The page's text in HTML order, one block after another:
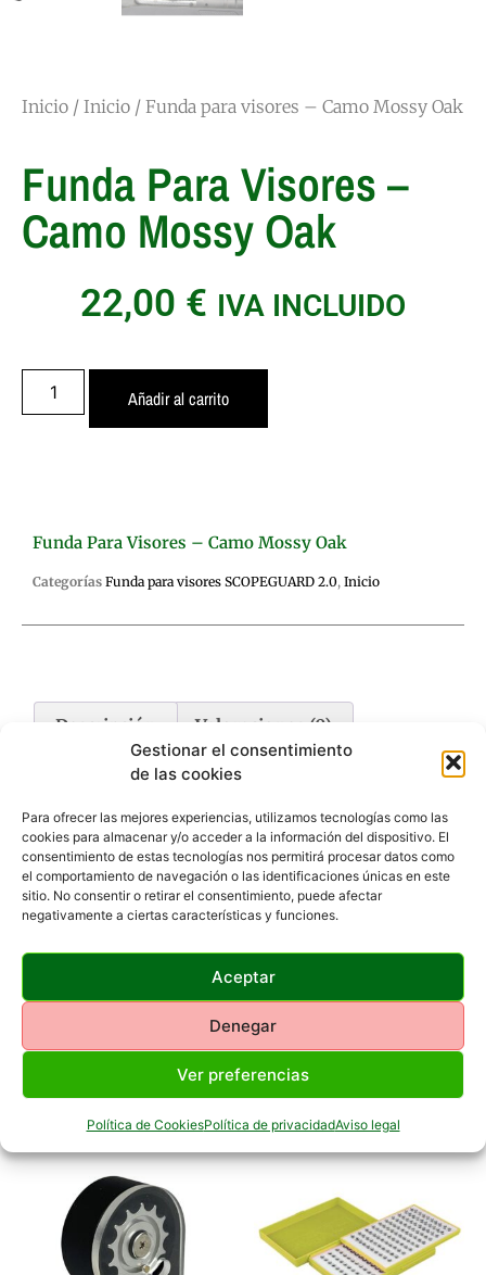
Gestionar el consentimiento
de las cookies
Para ofrecer las mejores experiencias, utilizamos tecnologías como las
cookies para almacenar y/o acceder a la información del dispositivo. El
consentimiento de estas tecnologías nos permitirá procesar datos como
el comportamiento de navegación o las identificaciones únicas en este
sitio. No consentir o retirar el consentimiento, puede afectar
negativamente a ciertas características y funciones.
Aceptar
Denegar
Ver preferencias
Política de CookiesPolítica de privacidadAviso legal
Inicio / Inicio / Funda para visores – Camo Mossy Oak
Funda Para Visores –
Camo Mossy Oak
22,00 € IVA INCLUIDO
Añadir al carrito
Productos Relacionados
Funda Para Visores – Camo Mossy Oak
Categorías Funda para visores SCOPEGUARD 2.0, Inicio
Descripción Valoraciones (0)
Se coloca fácilmente. Sin velcro, cremalleras, ni cinta
adhesiva.
Ribete elástico que facilita el acceso a la torreta
Repele la humedad, evita rasguños y absorbe
Neopreno de 2,5mm de alta resistencia, con refuerzo
interior de goma y costuras robustas.
Material discreto que previene brillos y añade